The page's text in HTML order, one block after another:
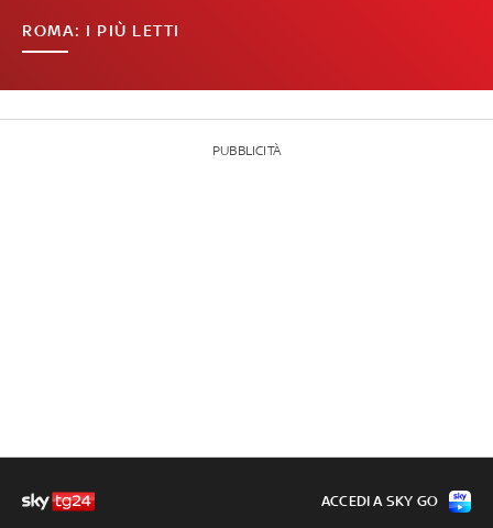
ROMA: I PIÙ LETTI
PUBBLICITÀ
ACCEDI A SKY GO